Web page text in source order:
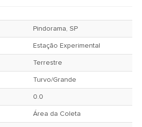
Pindorama, SP
Estação Experimental
Terrestre
Turvo/Grande
0.0
Área da Coleta